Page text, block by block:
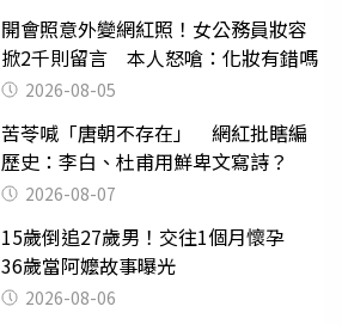
開會照意外變網紅照！女公務員妝容
掀2千則留言 本人怒嗆：化妝有錯嗎
2026-08-05
苦苓喊「唐朝不存在」 網紅批瞎編
歷史：李白、杜甫用鮮卑文寫詩？
2026-08-07
15歲倒追27歲男！交往1個月懷孕
36歲當阿嬤故事曝光
2026-08-06